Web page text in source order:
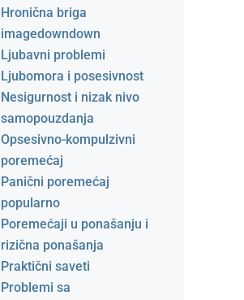
Hronična briga
imagedowndown
Ljubavni problemi
Ljubomora i posesivnost
Nesigurnost i nizak nivo
samopouzdanja
Opsesivno-kompulzivni
poremećaj
Panični poremećaj
popularno
Poremećaji u ponašanju i
rizična ponašanja
Praktični saveti
Problemi sa